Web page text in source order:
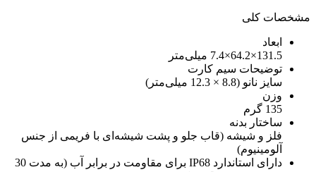
مشخصات کلی
ابعاد
131.5×64.2×7.4 میلی‌متر
توضیحات سیم کارت
سایز نانو (8.8 × 12.3 میلی‌متر)
وزن
135 گرم
ساختار بدنه
فلز و شیشه (قاب جلو و پشت شیشه‌ای با فریمی از جنس
آلومینیوم)
دارای استاندارد IP68 برای مقاومت در برابر آب (به مدت 30